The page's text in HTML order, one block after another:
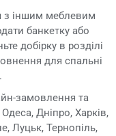
з іншим меблевим
банкетку або
добірку в розділі
для спальні
замовлення та
Дніпро, Харків,
Луцьк, Тернопіль,